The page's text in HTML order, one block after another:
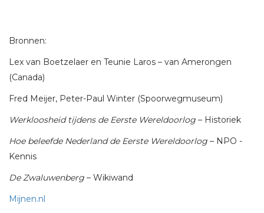
Bronnen:
Lex van Boetzelaer en Teunie Laros – van Amerongen
(Canada)
Fred Meijer, Peter-Paul Winter (Spoorwegmuseum)
Werkloosheid tijdens de Eerste Wereldoorlog – Historiek
Hoe beleefde Nederland de Eerste Wereldoorlog – NPO -
Kennis
De Zwaluwenberg – Wikiwand
Mijnen.nl